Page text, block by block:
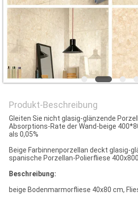
Produkt-Beschreibung
Gleiten Sie nicht glasig-glänzende
Absorptions-Rate der Wand-beige
als 0,05%
Beige Farbinnenporzellan deckt glasig-
spanische Porzellan-Polierfliese
Beschreibung:
beige Bodenmarmorfliese 40x80 cm,